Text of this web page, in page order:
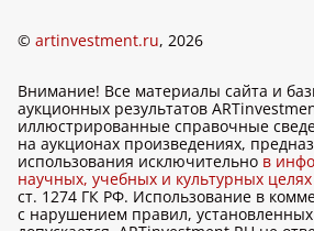
© artinvestment.ru, 2026
Внимание! Все материалы сайта и
аукционных результатов
иллюстрированные справочные
на аукционах произведениях,
использования исключительно в
научных, учебных и культурных целях
ст. 1274 ГК РФ. Использование в
с нарушением правил,